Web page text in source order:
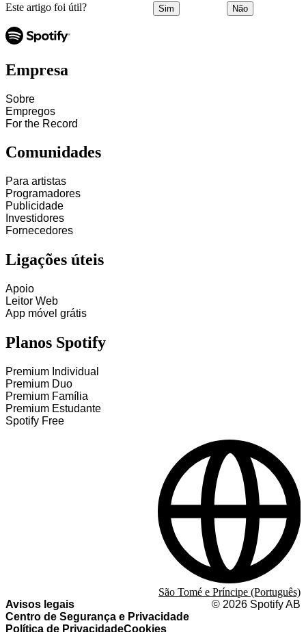
Este artigo foi útil? Sim Não
Empresa
Sobre
Empregos
For the Record
Comunidades
Para artistas
Programadores
Publicidade
Investidores
Fornecedores
Ligações úteis
Apoio
Leitor Web
App móvel grátis
Planos Spotify
Premium Individual
Premium Duo
Premium Família
Premium Estudante
Spotify Free
Avisos legais
Centro de Segurança e Privacidade
Política de PrivacidadeCookies
© 2026 Spotify AB
São Tomé e Príncipe (Português)